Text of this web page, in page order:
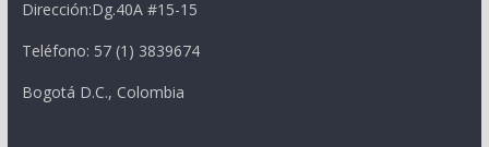
Dirección:Dg.40A #15-15
Teléfono: 57 (1) 3839674
Bogotá D.C., Colombia